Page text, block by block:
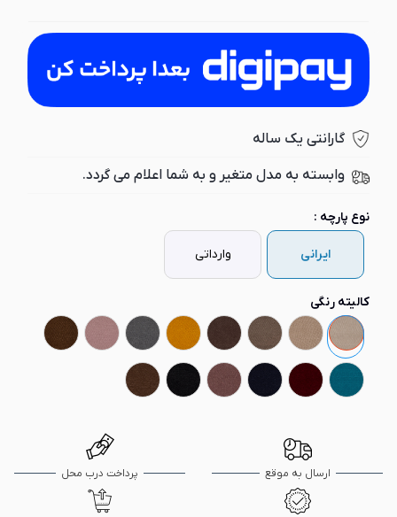
گارانتی یک ساله
وابسته به مدل متغیر و به شما اعلام می گردد.
نوع پارچه :
ایرانی وارداتی
کالیته رنگی
کد
1
مازراتی
کد
2
مازراتی
کد
3
مازراتی
کد
4
مازراتی
کد
5
مازراتی
کد
6
مازراتی
کد
7
کد
8
کد
9
کد
10
کد
11
کد
12
کد
13
کد
14
ارسال به موقع پرداخت درب محل